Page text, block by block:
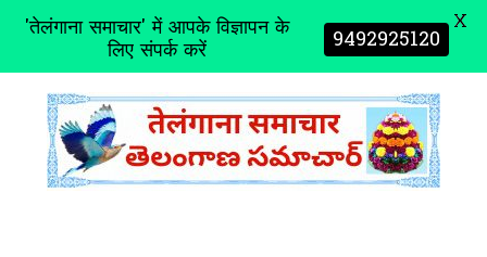
'तेलंगाना समाचार' में आपके विज्ञापन के
लिए संपर्क करें 9492925120 X